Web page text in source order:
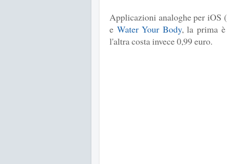
Applicazioni analoghe per iOS
e Water Your Body, la prima è
l'altra costa invece 0,99 euro.